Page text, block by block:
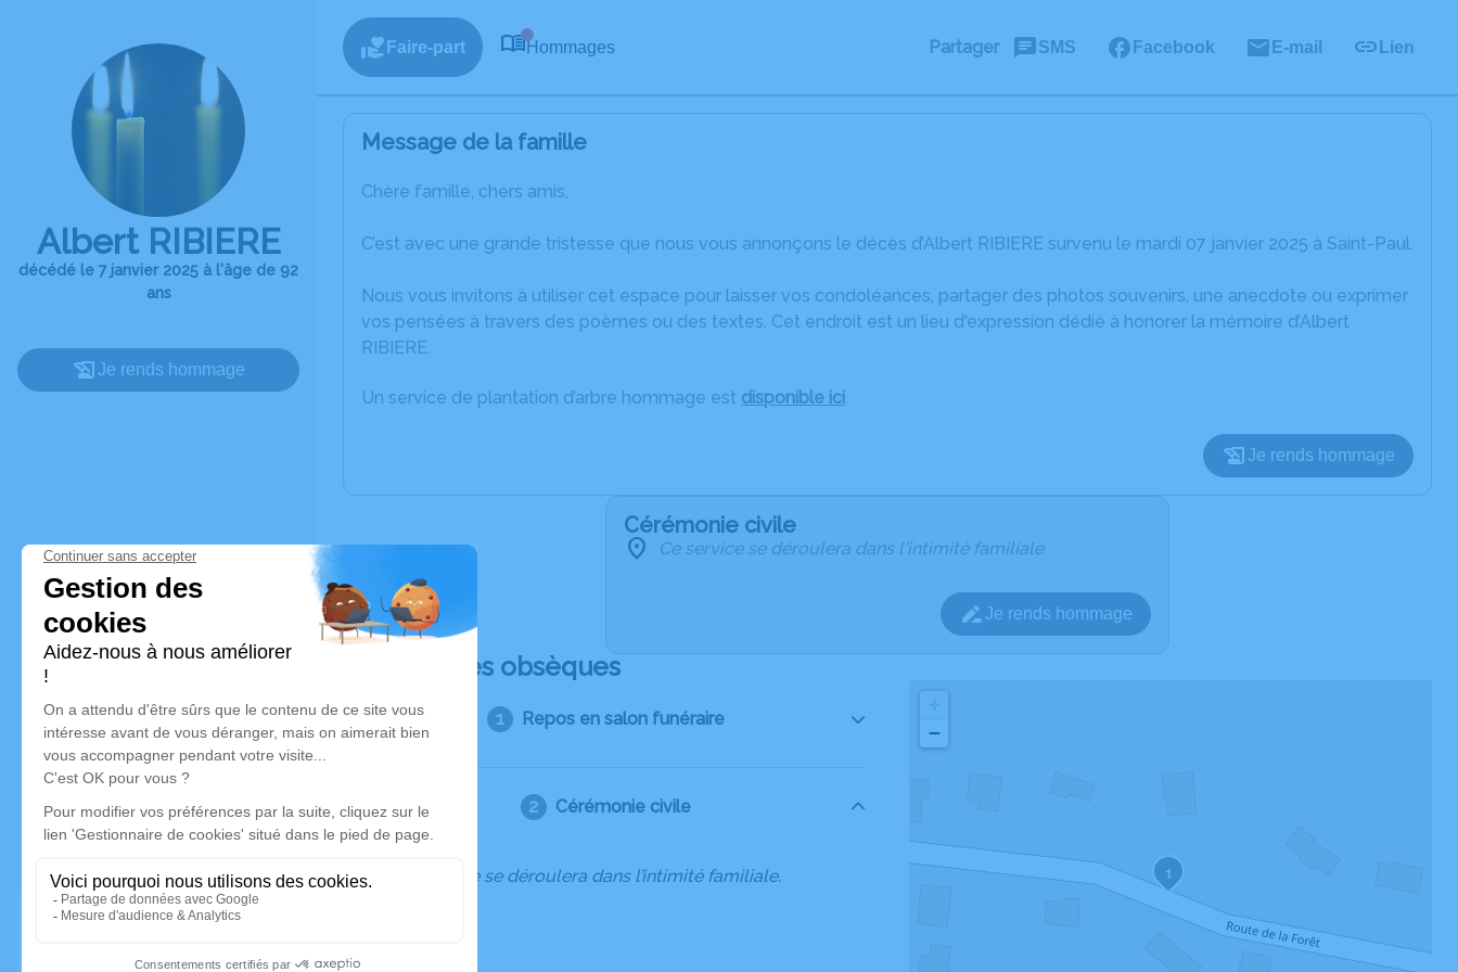
Albert RIBIERE
décédé le 7 janvier 2025 à l'âge de 92
ans
Je rends hommage
Faire-part Hommages Partager SMS Facebook E-mail Lien
Message de la famille
Chère famille, chers amis,
C’est avec une grande tristesse que nous vous annonçons le décès d’Albert RIBIERE survenu le mardi 07 janvier 2025 à Saint-Paul.
Nous vous invitons à utiliser cet espace pour laisser vos condoléances, partager des photos souvenirs, une anecdote ou exprimer
vos pensées à travers des poèmes ou des textes. Cet endroit est un lieu d'expression dédié à honorer la mémoire d’Albert
RIBIERE.
Un service de plantation d’arbre hommage est disponible ici.
Je rends hommage
Cérémonie civile
Ce service se déroulera dans l'intimité familiale
Je rends hommage
Déroulé des obsèques
Repos en salon funéraire
Cérémonie civile
Ce service se déroulera dans l’intimité familiale. 1
−